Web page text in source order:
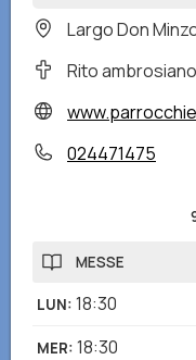
Largo Don
Rito ambrosiano
024471475
MESSE
LUN: 18:30
MER: 18:30